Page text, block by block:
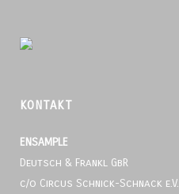
KONTAKT
ENSAMPLE
Deutsch & Frankl GbR
c/o Circus Schnick-Schnack e.V.